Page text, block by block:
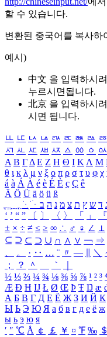
할 수 있습니다.
변환된 중국어를 복사하
예시)
中文 을 입력하시
누르시면됩니다.
北京 을 입력하시
시면 됩니다.
ㅥ ㅦ ㅧ ㅨ ㅩ ㅪ ㅫ ㅬ ㅭ
ㅺ ㅻ ㅼ ㅽ ㅾ ㅿ ㆀ ㆁ ㆂ
Α Β ΓΔ Ε Ζ Η Θ Ι ΚΛ Μ
θ ι κ λ μ ν ξ ο π ρ σ τ υ φ χ
á à Á À é è É È ç Ç ê
Ä Ö Ü ä ö ü ß
ִֶֹ ֻּ ׁׂ ד ש ץ ת צ מ נ ה ב
‘ ’ “ ” 〔 〕 〈 〉 「 」 『
± × ÷ ≠ ≤ ≥ ∞ ∴ ♂ ♀ ∠ ⊥
⊆ ⊇ ⊂ ⊃ ∪ ∩ ∧ ∨ ￢ ⇒
、
。 · ‥ … ¨ 〃 ― ＼
；
？ ＾ ｀
½ ⅓ ⅔ ¼ ¾ ⅛ ⅜ ⅝ ⅞ ¹ ² ³
Æ Ð Ħ Ĳ Ł Ø Œ Þ Ŧ Ŋ æ
А Б В Г Д Е Ё Ж З И Й К
Ы Ь Э Ю Я а б в г д е ё ж
ы ь э ю я
′ ″ ℃ Å ￠ ￡ ￥ ¤ ℉ ‰ ＄